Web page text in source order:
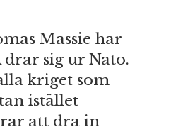
Massie har
sig ur Nato.
kriget som
istället
att dra in